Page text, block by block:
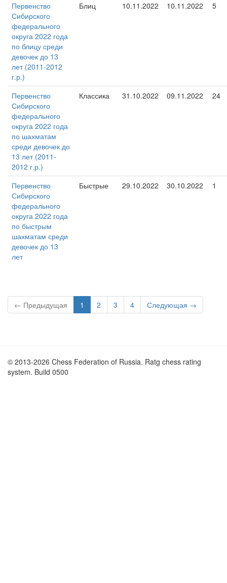
Первенство
Сибирского
федерального
округа 2022 года
по блицу среди
девочек до 13
лет (2011-2012
г.р.)
Блиц 10.11.2022 10.11.2022 5
Первенство
Сибирского
федерального
округа 2022 года
по шахматам
среди девочек до
13 лет (2011-
2012 г.р.)
Классика 31.10.2022 09.11.2022 24
Первенство
Сибирского
федерального
округа 2022 года
по быстрым
шахматам среди
девочек до 13
лет
Быстрые 29.10.2022 30.10.2022 1
← Предыдущая 1 2 3 4 Следующая →
© 2013-2026 Chess Federation of Russia. Ratg chess rating
system. Build 0500